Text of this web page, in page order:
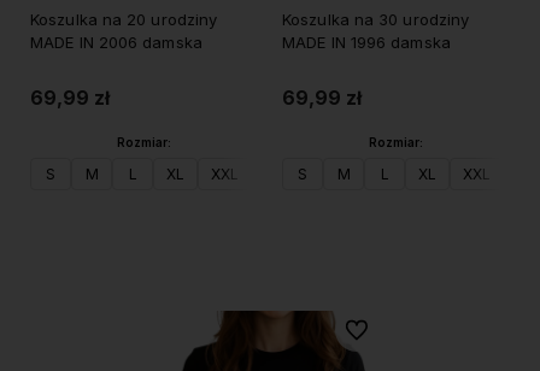
Koszulka na 20 urodziny
MADE IN 2006 damska
69,99 zł
Rozmiar:
S M L XL XXL
Koszulka na 30 urodziny
MADE IN 1996 damska
69,99 zł
Rozmiar:
S M L XL XXL
Do ulubionych